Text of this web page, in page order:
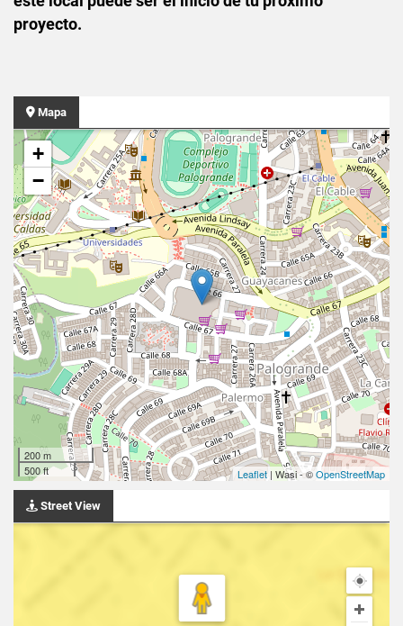
proyecto.
Mapa
+
−
200 m
500 ft
Leaflet | Wasi - ©OpenStreetMap
Street View